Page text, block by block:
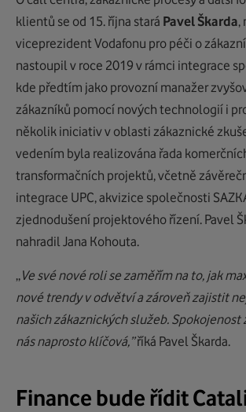
klientů se od 15. října stará Pavel Škarda,
viceprezident Vodafonu pro péči o
nastoupil v roce 2019 v rámci integrace
kde předtím jako provozní manažer
zákazníků pomocí nových technologií i
několik iniciativ v oblasti zákaznické
vedením byla realizována řada
transformačních projektů, včetně
integrace UPC, akvizice společnosti
zjednodušení projektového řízení. Pavel
nahradil Jana Kohouta.
„Ve své nové roli se zaměřím na to, jak
nové trendy v odvětví a zároveň zajistit
našich zákaznických služeb. Spokojenost
nás naprosto klíčová,”říká Pavel Škarda.
Finance bude řídit